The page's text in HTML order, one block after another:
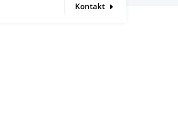
Kontakt